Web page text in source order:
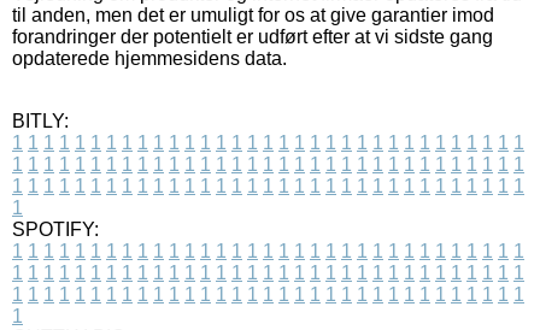
til anden, men det er umuligt for os at give garantier imod
forandringer der potentielt er udført efter at vi sidste gang
opdaterede hjemmesidens data.
BITLY:
1 1 1 1 1 1 1 1 1 1 1 1 1 1 1 1 1 1 1 1 1 1 1 1 1 1 1 1 1 1 1 1 1
1 1 1 1 1 1 1 1 1 1 1 1 1 1 1 1 1 1 1 1 1 1 1 1 1 1 1 1 1 1 1 1 1
1 1 1 1 1 1 1 1 1 1 1 1 1 1 1 1 1 1 1 1 1 1 1 1 1 1 1 1 1 1 1 1 1
1
SPOTIFY:
1 1 1 1 1 1 1 1 1 1 1 1 1 1 1 1 1 1 1 1 1 1 1 1 1 1 1 1 1 1 1 1 1
1 1 1 1 1 1 1 1 1 1 1 1 1 1 1 1 1 1 1 1 1 1 1 1 1 1 1 1 1 1 1 1 1
1 1 1 1 1 1 1 1 1 1 1 1 1 1 1 1 1 1 1 1 1 1 1 1 1 1 1 1 1 1 1 1 1
1